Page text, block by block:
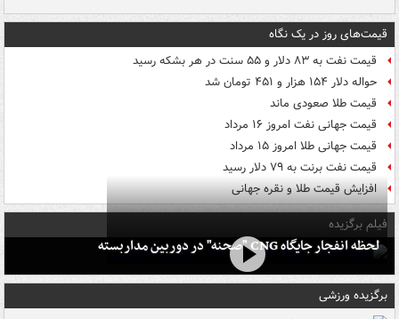
قیمت‌های روز در یک نگاه
قیمت نفت به ۸۳ دلار و ۵۵ سنت در هر بشکه رسید
حواله دلار ۱۵۴ هزار و ۴۵۱ تومان شد
قیمت طلا صعودی ماند
قیمت جهانی نفت امروز ۱۶ مرداد
قیمت جهانی طلا امروز ۱۵ مرداد
قیمت نفت برنت به ۷۹ دلار رسید
افزایش قیمت طلا و نقره جهانی
فیلم برگزیده
لحظه انفجار جایگاه CNG "صحنه" در دوربین مداربسته
برگزیده ورزشی